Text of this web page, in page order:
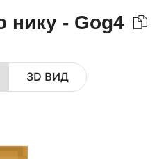
нику - Gog4
3D ВИД